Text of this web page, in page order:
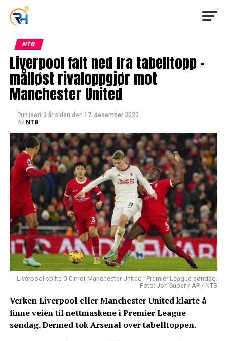
NTB
Liverpool falt ned fra tabelltopp –
målløst rivaloppgjør mot
Manchester United
Publisert 3 år siden den 17. desember 2023
Av NTB
Liverpool spilte 0-0 mot Manchester United i Premier League søndag.
Foto: Jon Super / AP / NTB
Verken Liverpool eller Manchester United klarte å
finne veien til nettmaskene i Premier League
søndag. Dermed tok Arsenal over tabelltoppen.